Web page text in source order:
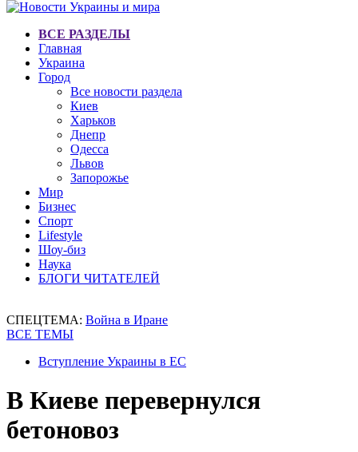
ВСЕ РАЗДЕЛЫ
Главная
Украина
Город
Все новости раздела
Киев
Харьков
Днепр
Одесса
Львов
Запорожье
Мир
Бизнес
Спорт
Lifestyle
Шоу-биз
Наука
БЛОГИ ЧИТАТЕЛЕЙ
СПЕЦТЕМА: Война в Иране
ВСЕ ТЕМЫ
Вступление Украины в ЕС
В Киеве перевернулcя
бетоновоз